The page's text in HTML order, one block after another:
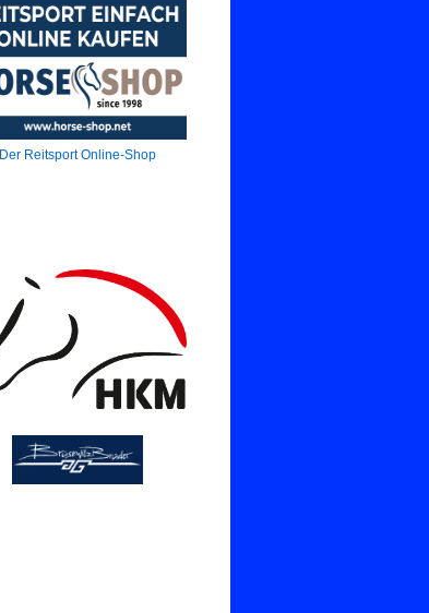
Der Reitsport Online-Shop